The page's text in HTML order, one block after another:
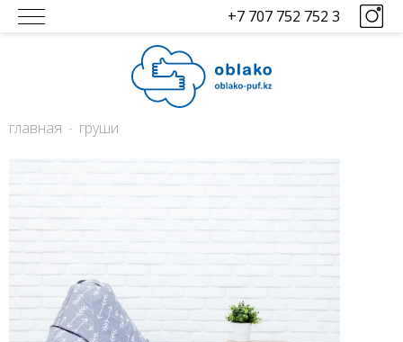
+7 707 752 752 3
главная груши